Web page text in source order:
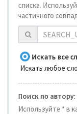
списка.
частичного
Искать все
Искать любое
Поиск по автору:
Используйте * в